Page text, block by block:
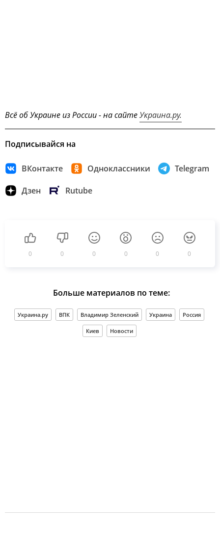
Всё об Украине из России - на сайтеУкраина.ру.
Подписывайся на
ВКонтакте Одноклассники Telegram
Дзен Rutube
0 0 0 0 0 0
Больше материалов по теме:
Украина.ру ВПК Владимир Зеленский Украина Россия
Киев Новости